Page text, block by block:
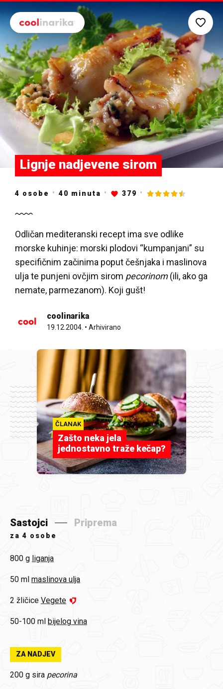
Preskoči na glavni sadržaj
Lignje nadjevene sirom
4 osobe 40 minuta 379
Odličan mediteranski recept ima sve odlike
morske kuhinje: morski plodovi “kumpanjani” su
specifičnim začinima poput češnjaka i maslinova
ulja te punjeni ovčjim sirom pecorinom(ili, ako ga
nemate, parmezanom). Koji gušt!
coolinarika
19.12.2004. • Arhivirano
ČLANAK
Zašto neka jela
jednostavno traže kečap?
Sastojci Priprema
za 4 osobe
800 g liganja
50 ml maslinova ulja
2 žličice Vegete
50-100 ml bijelog vina
ZA NADJEV
200 g sira pecorina